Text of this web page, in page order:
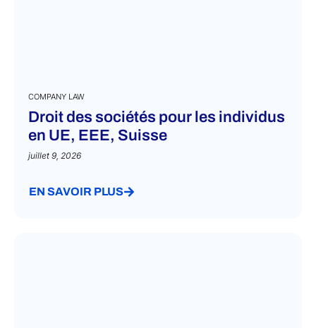
COMPANY LAW
Droit des sociétés pour les individus
en UE, EEE, Suisse
juillet 9, 2026
EN SAVOIR PLUS